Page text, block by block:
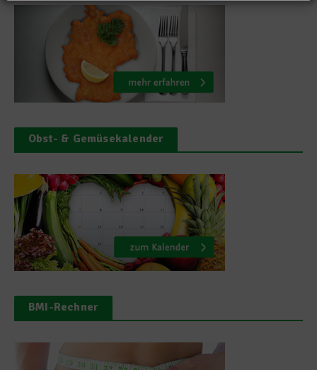
Obst- & Gemüsekalender
BMI-Rechner